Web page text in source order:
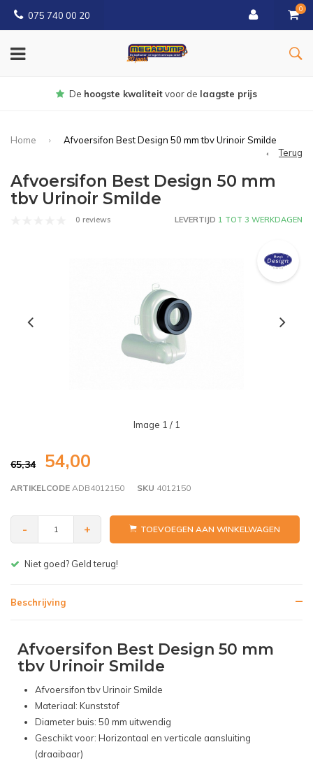
075 740 00 20
0
Gratisbezorgd vanaf € 150
Home
Afvoersifon Best Design 50 mm tbv Urinoir Smilde
Terug
Afvoersifon Best Design 50 mm
tbv Urinoir Smilde
0 reviews LEVERTIJD 1 TOT 3 WERKDAGEN
Image 1 / 1
65,34 54,00
ARTIKELCODE ADB4012150 SKU 4012150
- + TOEVOEGEN AAN WINKELWAGEN
Gratis bezorgen v.a. € 150,- (NL)
Beschrijving
Afvoersifon Best Design 50 mm
tbv Urinoir Smilde
Afvoersifon tbv Urinoir Smilde
Materiaal: Kunststof
Diameter buis: 50 mm uitwendig
Geschikt voor: Horizontaal en verticale aansluiting
(draaibaar)